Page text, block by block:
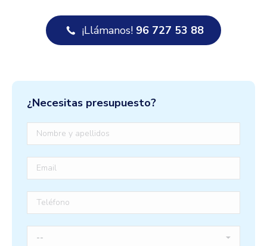
¡Llámanos! 96 727 53 88
¿Necesitas presupuesto?